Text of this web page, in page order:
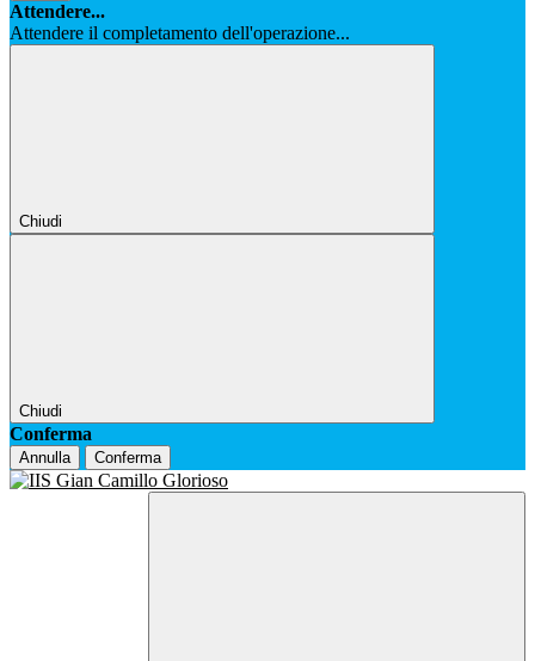
Attendere...
Attendere il completamento dell'operazione...
Chiudi
Chiudi
Conferma
Annulla Conferma